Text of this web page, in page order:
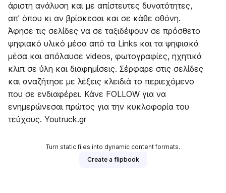
άριστη ανάλυση και με απίστευτες δυνατότητες,
απ' όπου κι αν βρίσκεσαι και σε κάθε οθόνη.
Άφησε τις σελίδες να σε ταξιδέψουν σε πρόσθετο
ψηφιακό υλικό μέσα από τα Links και τα ψηφιακά
μέσα και απόλαυσε videos, φωτογραφίες, ηχητικά
κλιπ σε ύλη και διαφημίσεις. Σέρφαρε στις σελίδες
και αναζήτησε με λέξεις κλειδιά το περιεχόμενο
που σε ενδιαφέρει. Κάνε FOLLOW για να
ενημερώνεσαι πρώτος για την κυκλοφορία του
τεύχους. Youtruck.gr
Turn static files into dynamic content formats.
Create a flipbook